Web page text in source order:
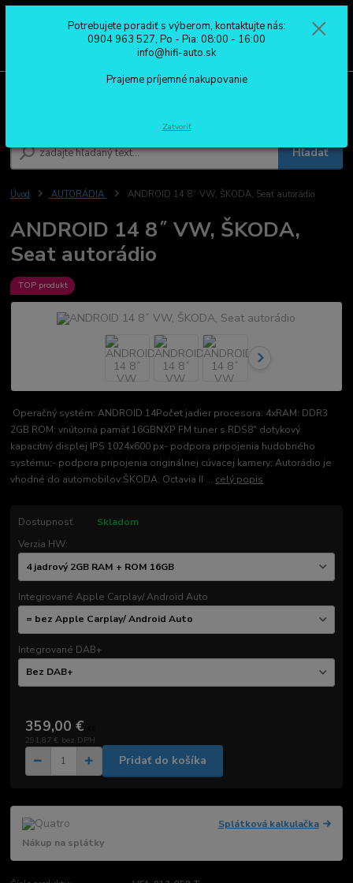
Hľadať
0904 963 527
Po - Pia: 08:00 - 16:00
Úvod AUTORÁDIA ANDROID 14 8˝ VW, ŠKODA, Seat autorádio
ANDROID 14 8˝ VW, ŠKODA,
Seat autorádio
TOP produkt
Operačný systém: ANDROID 14Počet jadier procesora: 4xRAM: DDR3
2GB ROM: vnútorná pamäť 16GBNXP FM tuner s RDS8" dotykový
kapacitný displej IPS 1024x600 px- podpora pripojenia hudobného
systému;- podpora pripojenia originálnej cúvacej kamery; Autorádio je
vhodné do automobilov:ŠKODA: Octavia II ... celý popis
Dostupnosť
Skladom
Verzia HW:
Integrované Apple Carplay/ Android Auto
Integrované DAB+
359,00 €
291,87 € bez DPH
Pridať do košíka
Splátková kalkulačka
Nákup na splátky
Potrebujete poradiť s výberom, kontaktujte nás:
0904 963 527, Po - Pia: 08:00 - 16:00
info@hifi-auto.sk
Prajeme príjemné nakupovanie
Zatvoriť